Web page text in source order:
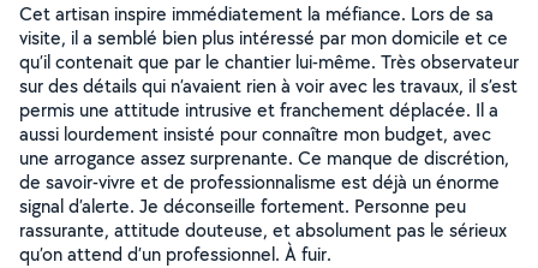
Cet artisan inspire immédiatement la méfiance. Lors de sa
visite, il a semblé bien plus intéressé par mon domicile et ce
qu’il contenait que par le chantier lui-même. Très observateur
sur des détails qui n’avaient rien à voir avec les travaux, il s’est
permis une attitude intrusive et franchement déplacée. Il a
aussi lourdement insisté pour connaître mon budget, avec
une arrogance assez surprenante. Ce manque de discrétion,
de savoir-vivre et de professionnalisme est déjà un énorme
signal d’alerte. Je déconseille fortement. Personne peu
rassurante, attitude douteuse, et absolument pas le sérieux
qu’on attend d’un professionnel. À fuir.